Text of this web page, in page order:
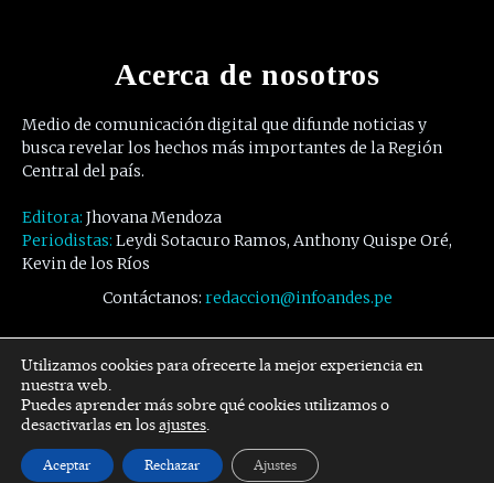
Acerca de nosotros
Medio de comunicación digital que difunde noticias y
busca revelar los hechos más importantes de la Región
Central del país.
Editora: Jhovana Mendoza
Periodistas: Leydi Sotacuro Ramos, Anthony Quispe Oré,
Kevin de los Ríos
Contáctanos: redaccion@infoandes.pe
Síguenos
Facebook Twitter Youtube
Utilizamos cookies para ofrecerte la mejor experiencia en
nuestra web.
Puedes aprender más sobre qué cookies utilizamos o
desactivarlas en losajustes.
Aceptar Rechazar Ajustes